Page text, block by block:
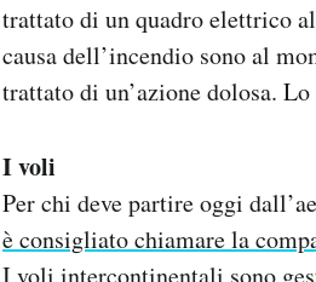
trattato di un quadro elettrico
causa dell’incendio sono al
trattato di un’azione dolosa.
I voli
Per chi deve partire oggi
è consigliato chiamare la
I voli intercontinentali sono